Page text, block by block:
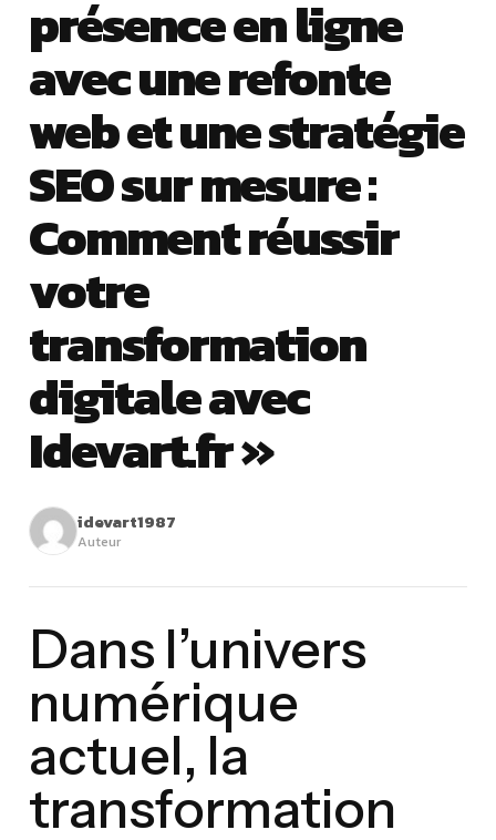
présence en ligne
avec une refonte
web et une stratégie
SEO sur mesure :
Comment réussir
votre
transformation
digitale avec
Idevart.fr »
idevart1987
Auteur
Dans l’univers
numérique
actuel, la
transformation